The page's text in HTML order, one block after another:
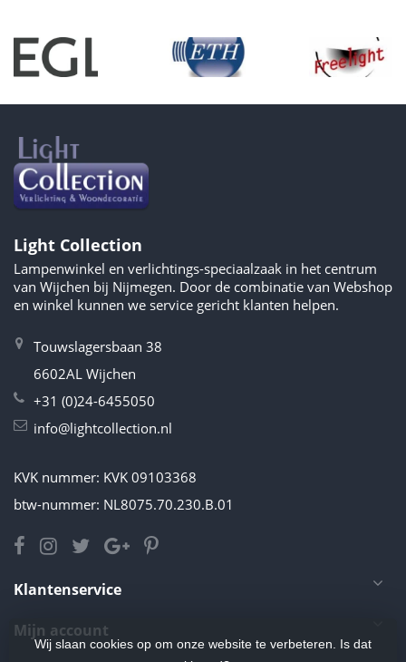
Light Collection
Lampenwinkel en verlichtings-speciaalzaak in het centrum
van Wijchen bij Nijmegen. Door de combinatie van Webshop
en winkel kunnen we service gericht klanten helpen.
Touwslagersbaan 38
6602AL Wijchen
+31 (0)24-6455050
info@lightcollection.nl
KVK nummer: KVK 09103368
btw-nummer: NL8075.70.230.B.01
Klantenservice
Mijn account
Wij slaan cookies op om onze website te verbeteren. Is dat